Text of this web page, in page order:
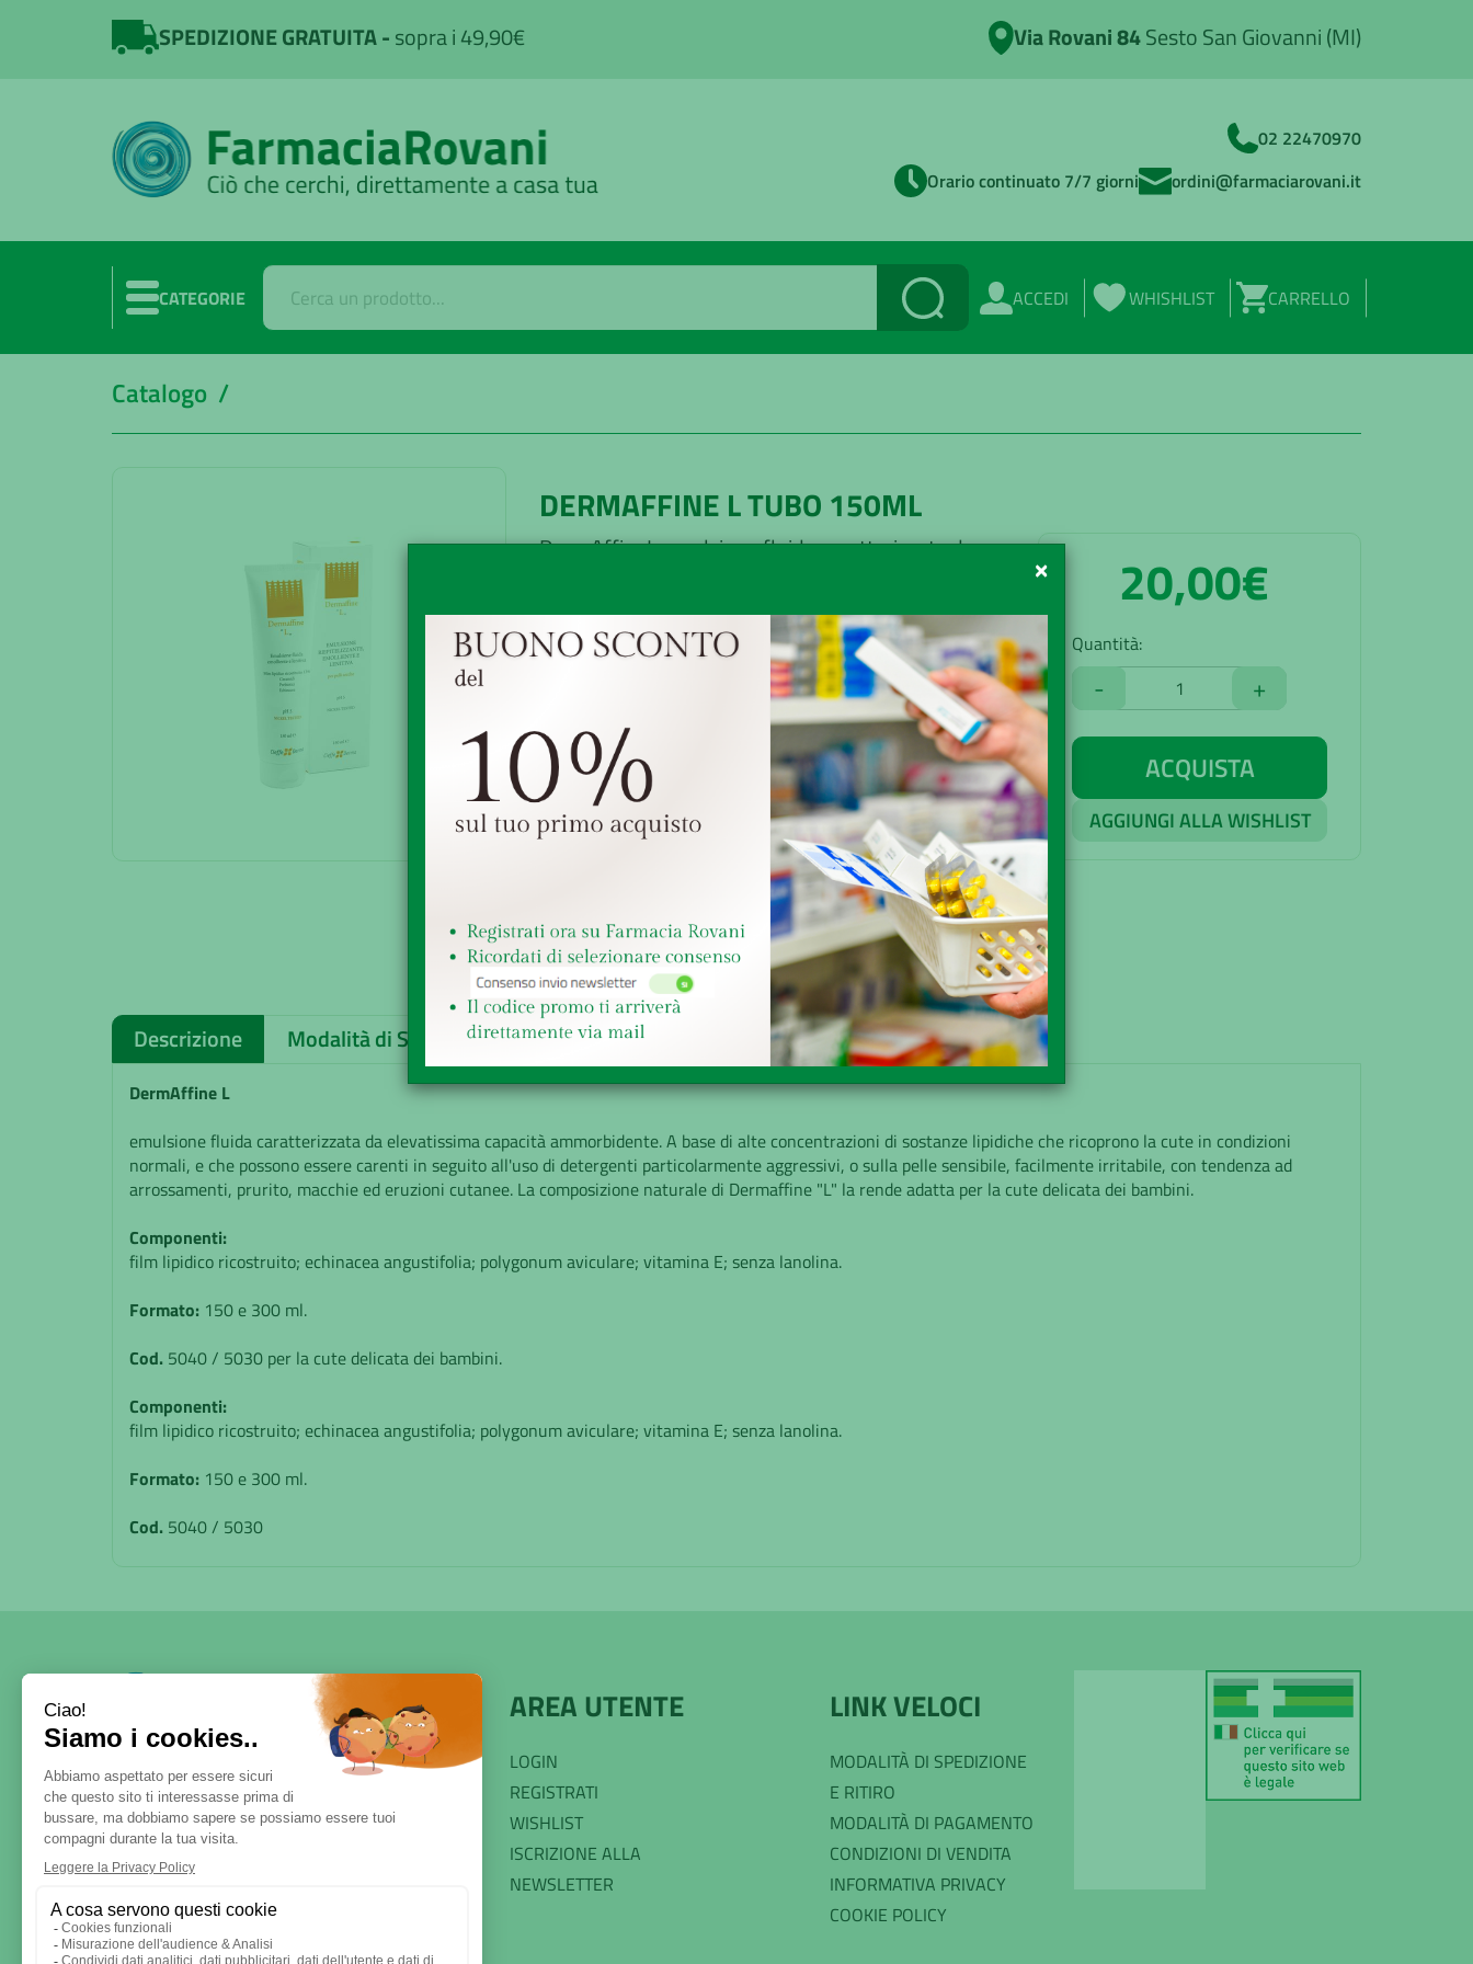
SPEDIZIONE GRATUITA sopra i 49,90€ Via Rovani 84Sesto San Giovanni (MI)
02 22470970
Orario continuato 7/7 giorni
ordini@farmaciarovani.it
CATEGORIE ACCEDI WHISHLIST CARRELLO
Cerca
Catalogo /
DERMAFFINE L TUBO 150ML
DermAffineL emulsione fluida caratterizzata da
alte concentrazioni di sostanze lipidiche che
ricoprono la cute in condizioni normali, e che
Marchio:
CIEFFE DERMA Srl
Disponibilità:Buona
Senza obbligo di ricetta
GRATUITA sopra i 49,90€
Ritiro presso la farmacia
Reso veloce, facile e gratuito
20,00€
Quantità:
- +
ACQUISTA
AGGIUNGI ALLA WISHLIST
Descrizione Modalità di Spedizione Richiesta informazioni
DermAffine L
emulsione fluida caratterizzata da elevatissima capacità ammorbidente. A base di alte concentrazioni di sostanze lipidiche che ricoprono la cute in condizioni
normali, e che possono essere carenti in seguito all'uso di detergenti particolarmente aggressivi, o sulla pelle sensibile, facilmente irritabile, con tendenza ad
arrossamenti, prurito, macchie ed eruzioni cutanee. La composizione naturale di Dermaffine "L" la rende adatta per la cute delicata dei bambini.
Componenti:
film lipidico ricostruito; echinacea angustifolia; polygonum aviculare; vitamina E; senza lanolina.
Formato: 150 e 300 ml.
Cod. 5040 / 5030 per la cute delicata dei bambini.
Componenti:
film lipidico ricostruito; echinacea angustifolia; polygonum aviculare; vitamina E; senza lanolina.
Formato: 150 e 300 ml.
Cod. 5040 / 5030
SERVE AIUTO?
DICONO DI NOI
PATOLOGIE E RIMEDI
CONTATTI
AREA UTENTE
LOGIN
REGISTRATI
WISHLIST
ISCRIZIONE ALLA
NEWSLETTER
LINK VELOCI
MODALITÀ DI SPEDIZIONE
E RITIRO
MODALITÀ DI PAGAMENTO
CONDIZIONI DI VENDITA
INFORMATIVA PRIVACY
COOKIE POLICY
×